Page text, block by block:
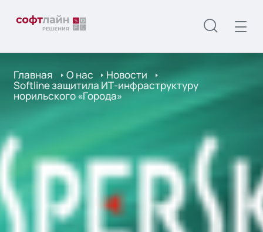
Главная О нас Новости
Softline защитила ИТ-инфраструктуру
норильского «Города»